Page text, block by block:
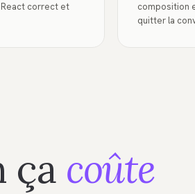
correct et
composition
quitter la
ça coûte